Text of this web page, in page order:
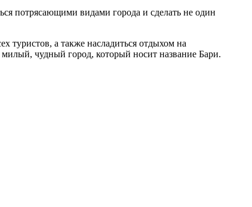
потрясающими видами города и сделать не один
туристов, а также насладиться отдыхом на
чудный город, который носит название Бари.